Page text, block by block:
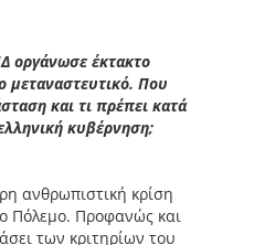
οργάνωσε έκτακτο
μεταναστευτικό. Που
και τι πρέπει κατά
κυβέρνηση;
ανθρωπιστική κρίση
Πόλεμο. Προφανώς και
των κριτηρίων του